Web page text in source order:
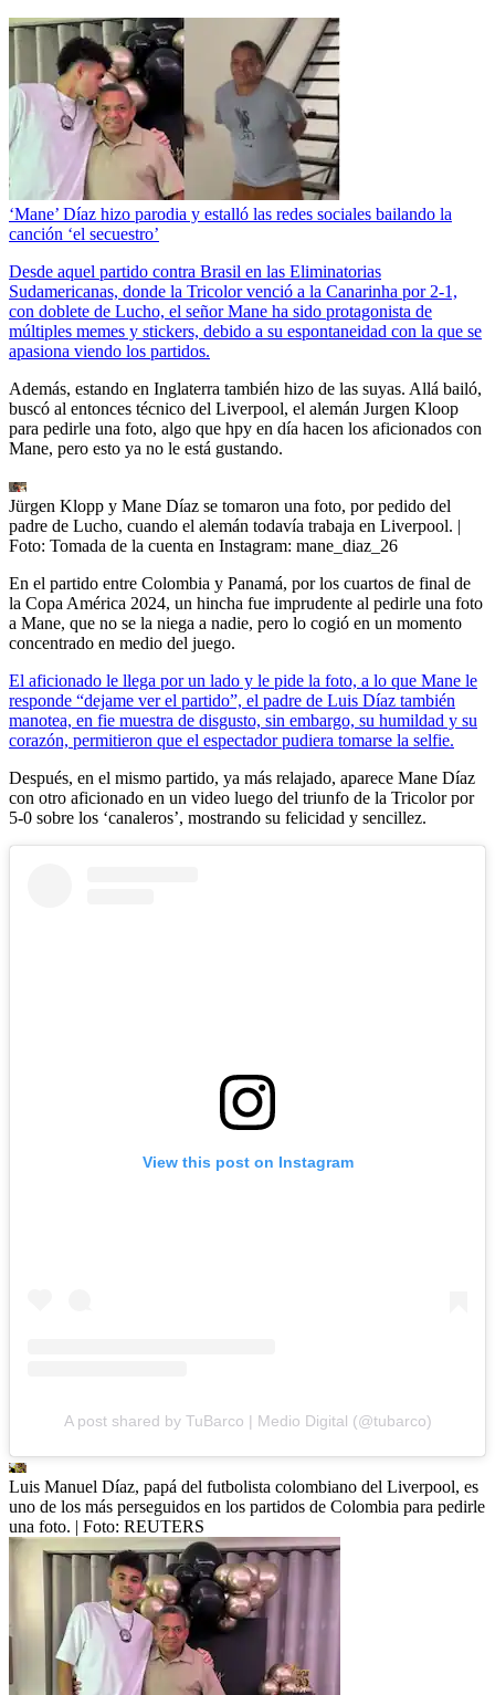
‘Mane’ Díaz hizo parodia y estalló las redes sociales bailando la
canción ‘el secuestro’
Desde aquel partido contra Brasil en las Eliminatorias
Sudamericanas, donde la Tricolor venció a la Canarinha por 2-1,
con doblete de Lucho, el señor Mane ha sido protagonista de
múltiples memes y stickers, debido a su espontaneidad con la que se
apasiona viendo los partidos.
Además, estando en Inglaterra también hizo de las suyas. Allá bailó,
buscó al entonces técnico del Liverpool, el alemán Jurgen Kloop
para pedirle una foto, algo que hpy en día hacen los aficionados con
Mane, pero esto ya no le está gustando.
Jürgen Klopp y Mane Díaz se tomaron una foto, por pedido del
padre de Lucho, cuando el alemán todavía trabaja en Liverpool. |
Foto: Tomada de la cuenta en Instagram: mane_diaz_26
En el partido entre Colombia y Panamá, por los cuartos de final de
la Copa América 2024, un hincha fue imprudente al pedirle una foto
a Mane, que no se la niega a nadie, pero lo cogió en un momento
concentrado en medio del juego.
El aficionado le llega por un lado y le pide la foto, a lo que Mane le
responde “dejame ver el partido”, el padre de Luis Díaz también
manotea, en fie muestra de disgusto, sin embargo, su humildad y su
corazón, permitieron que el espectador pudiera tomarse la selfie.
Después, en el mismo partido, ya más relajado, aparece Mane Díaz
con otro aficionado en un video luego del triunfo de la Tricolor por
5-0 sobre los ‘canaleros’, mostrando su felicidad y sencillez.
View this post on Instagram
A post shared by TuBarco | Medio Digital (@tubarco)
Luis Manuel Díaz, papá del futbolista colombiano del Liverpool, es
uno de los más perseguidos en los partidos de Colombia para pedirle
una foto. | Foto: REUTERS